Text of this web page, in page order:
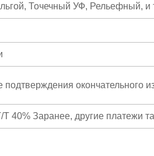
Точечный УФ, Рельефный, и
подтверждения окончательного
40% Заранее, другие платежи